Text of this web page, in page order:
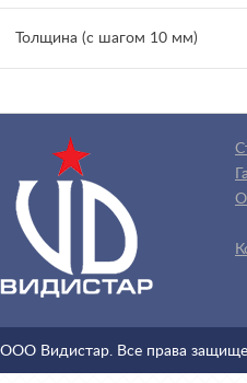
Толщина (с шагом 10 мм)
ООО Видистар. Все права